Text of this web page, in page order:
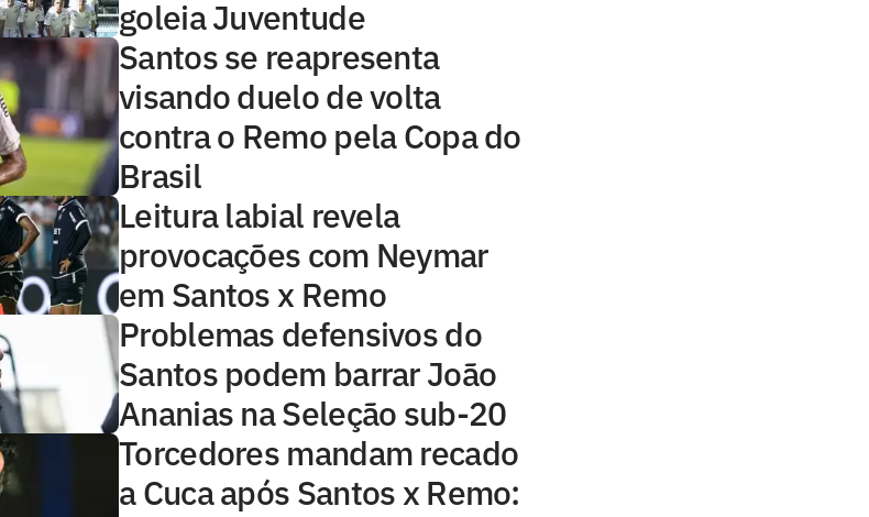
goleia Juventude
Santos se reapresenta
visando duelo de volta
contra o Remo pela Copa do
Brasil
Leitura labial revela
provocações com Neymar
em Santos x Remo
Problemas defensivos do
Santos podem barrar João
Ananias na Seleção sub-20
Torcedores mandam recado
a Cuca após Santos x Remo: